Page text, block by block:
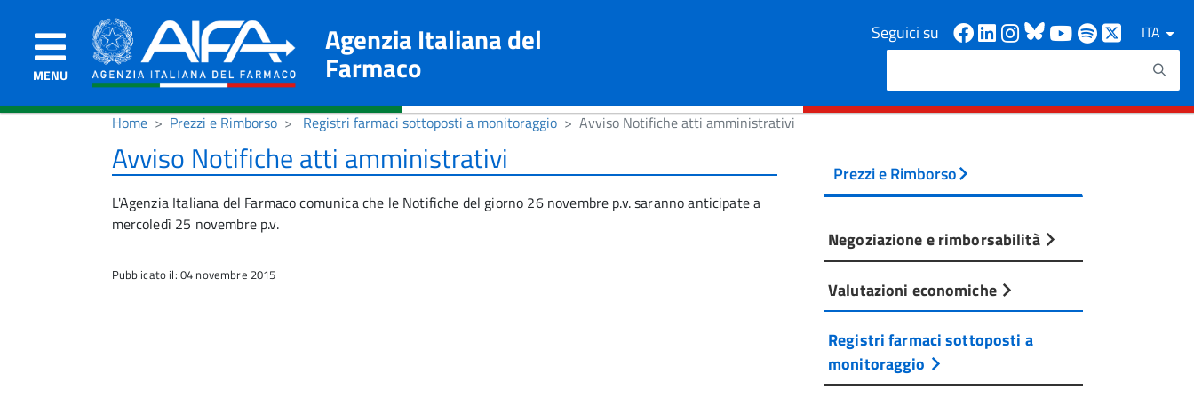
MENU
Agenzia Italiana del
Farmaco
Seguici su Facebook
Linkedin
Instagram
Bluesky
Youtube
Spotify
ITA
Cerca
Home Prezzi e Rimborso Registri farmaci sottoposti a monitoraggio Avviso Notifiche atti amministrativi
Avviso Notifiche atti amministrativi
L'Agenzia Italiana del Farmaco comunica che le Notifiche del giorno 26 novembre p.v. saranno anticipate a
mercoledì 25 novembre p.v.
Pubblicato il: 04 novembre 2015
Prezzi e Rimborso
Negoziazione e rimborsabilità
Valutazioni economiche
Registri farmaci sottoposti a
monitoraggio